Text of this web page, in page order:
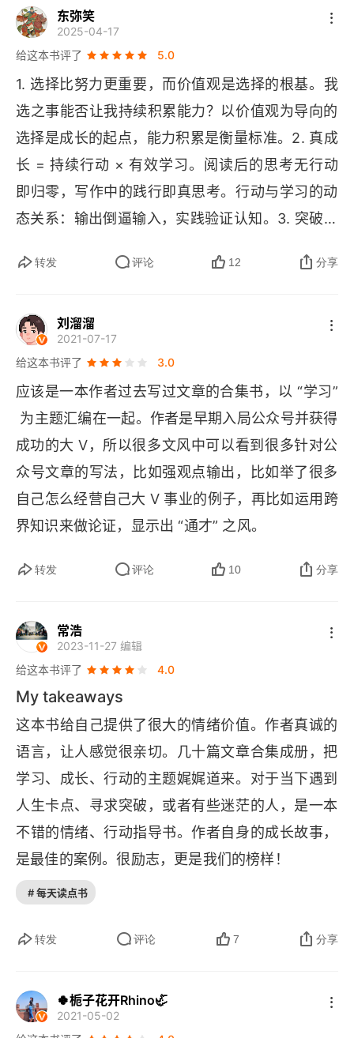
个阶段可能遭遇的问题和挑战，以及如何越阶。当
我们看到更大的系统而且知晓其复杂性，哪怕只是
是那么立竿见影的事情。为了达成肉眼可见的变
化，需要付出的，是 N 阶持续不断的行动。你可以
把《刻意学习》里的文字，当作持续行动的规则，
前提是一定要去行动。只有行动，那些知道了很久
的道理，才会从我们内心自己 "长出来"。在没有坚
持 1000 天真正的持续行动之前，不要说：* 这个
方法，不适合我自己。毕竟，
S 已经用自己的经历
和实践的
用 "暴力拆解" 的方法全方位无死角地审视自己的借
口吧。拆解下来，如果我们足够诚实，就会发现，
类似 "我没时间" 之类的借口后，隐藏的惊（da）
喜（lian）。个人觉得，这本《刻意学习》，把
写的两本书都好好读一遍，双轮同时驱动后，你会
来感谢我的。《持续行动》是第一本书的实践版，
里面有更多我认为精妙绝伦的类比。—— 我问 S
，"你是怎么想到这么多精妙的类比的？"
知，才可能透过现象洞察它们是同一个东西。强烈
阅读，你会来感谢我的。当然，如果你读完不去行
式，就可以回头来修改，且给个修订版本号。这跟
工厂执行的 ISO、
易就能让我这种语言白痴，在短期内有所进步 (自
我感觉😅有)。在这里我就来分享一篇我很认同，
但又常常很难做到的，Scalers
的一篇文章：强即
时反馈是一种毒品 ( P.32)。 『强即时反馈是一种
毒品』渴望 “强即时反馈” 是我们身上的固有属性。
我们与外界交往互动，通常会期待强即时反馈，因
为我们需要这种反馈。如果没有强即时反馈，那我
们可能会出现一些症状，比如焦虑、急躁、目光不
的时候，反馈的即时性往往很强，我们也需要这种
强即时反馈。人和人的互动也是一种强即时反馈，
人们面对面交流，专注而投入。在信息时代，强即
时反馈从线下发展到了网上，愈演愈烈，侵占我们
的心智。强即时反馈是我们的一种需求，我们要用
各种形式来满足自己对于强即时反馈的需要，而且
往往是越快越好。现代商业其实也是往这个方向发
展的，比如电商物流的速度，让我们在下单当天或
快更好地做好强即时反馈。那么我们为什么需要强
分秒秒度过以后就再也不会回来，于是大家都希望
快一点、再快一点。但是一味地追求强即时反馈，
的时候。我在 2015 年就想写 “复杂系统” 的文章，
但是感觉 “复杂系统” 太复杂了，一篇文章写不清
楚，所以这一年没动笔写。以我现在浅薄的理解，
维度超过我们所在局部维度的系统都可以算是复杂
系统。在复杂系统中，变量相互交织，相互影响，
而且往往和时间紧密相关。对复杂系统，谈即时反
馈几乎是没有什么意义的。因为对一个复杂系统而
言，时间就像停滞了一样。一个星球的演化至少是
即时反馈，甚至是我们的寿命长度，几乎是可以被
弄脏吗？换一个近一点的例子就是，我们的身体和
环境也是个复杂系统。如果你想要瘦下来，每跑一
东弥笑
2025-04-17
给这本书评了
5.0
1. 选择比努力更重要，而价值观是选择的根基。我
选之事能否让我持续积累能力？以价值观为导向的
选择是成长的起点，能力积累是衡量标准。2. 真成
长 = 持续行动 × 有效学习。阅读后的思考无行动
即归零，写作中的践行即真思考。行动与学习的动
态关系：输出倒逼输入，实践验证认知。3. 突破局
耐心对抗静态视角的焦虑。打破认知局限的关键：
己的本质是超越习性。在逆人性的教育中锻造系
转发 评论 12 分享
刘溜溜
2021-07-17
给这本书评了
3.0
应该是一本作者过去写过文章的合集书，以 “学习”
为主题汇编在一起。作者是早期入局公众号并获得
成功的大 V，所以很多文风中可以看到很多针对公
众号文章的写法，比如强观点输出，比如举了很多
自己怎么经营自己大 V 事业的例子，再比如运用跨
界知识来做论证，显示出 “通才” 之风。
转发 评论 10 分享
常浩
2023-11-27 编辑
给这本书评了
4.0
My takeaways
这本书给自己提供了很大的情绪价值。作者真诚的
语言，让人感觉很亲切。几十篇文章合集成册，把
学习、成长、行动的主题娓娓道来。对于当下遇到
人生卡点、寻求突破，或者有些迷茫的人，是一本
不错的情绪、行动指导书。作者自身的成长故事，
是最佳的案例。很励志，更是我们的榜样！
# 每天读点书
转发 评论 7 分享
🍀栀子花开Rhino🦏
2021-05-02